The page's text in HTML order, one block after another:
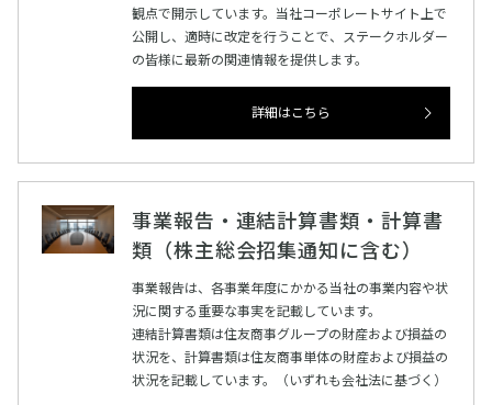
観点で開示しています。当社コーポレートサイト上で
公開し、適時に改定を行うことで、ステークホルダー
の皆様に最新の関連情報を提供します。
詳細はこちら
事業報告・連結計算書類・計算書
類（株主総会招集通知に含む）
事業報告は、各事業年度にかかる当社の事業内容や状
況に関する重要な事実を記載しています。
連結計算書類は住友商事グループの財産および損益の
状況を、計算書類は住友商事単体の財産および損益の
状況を記載しています。（いずれも会社法に基づく）